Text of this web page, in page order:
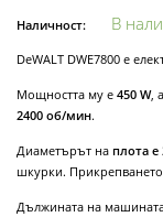
Наличност: В
DeWALT DWE7800 е
Мощността му е 450 W,
2400 об/мин.
Диаметърът на плота
шкурки.
Дължината на